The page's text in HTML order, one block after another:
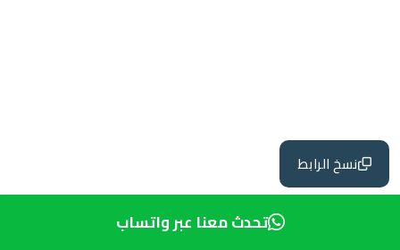
نسخ الرابط
تحدث معنا عبر واتساب